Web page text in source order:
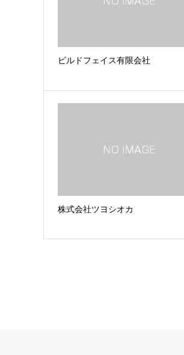
ビルドフェイス有限会社
株式会社ツヨシオカ